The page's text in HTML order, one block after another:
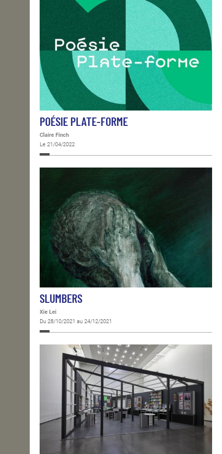
POÉSIE PLATE-FORME
Claire Finch
Le 21/04/2022
SLUMBERS
Xie Lei
Du 28/10/2021 au 24/12/2021